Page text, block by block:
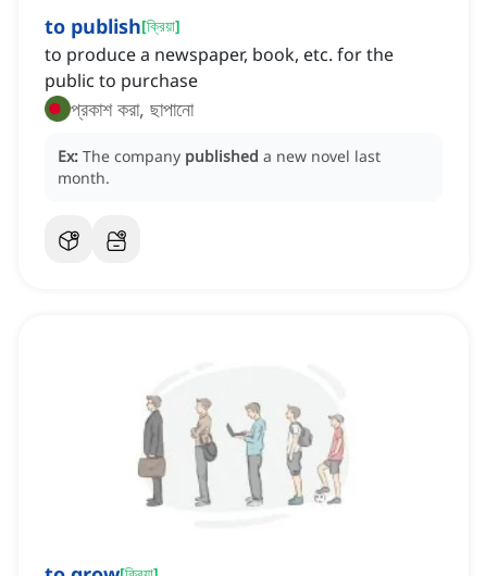
to publish[ক্রিয়া]
to produce a newspaper, book, etc. for the
public to purchase
প্রকাশ করা, ছাপানো
Ex: The company published a new novel last
month.